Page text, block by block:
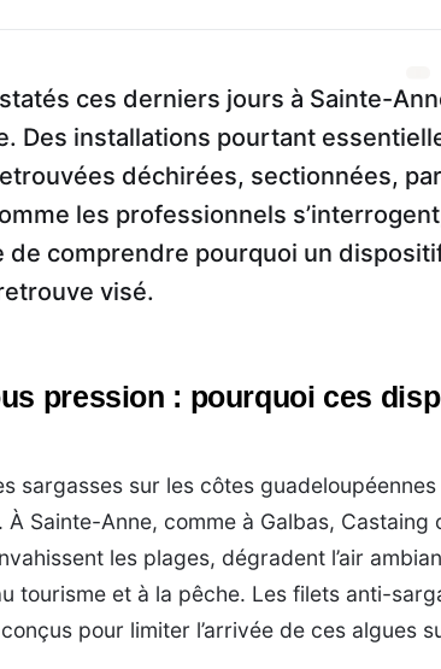
ces derniers jours à Sainte-
Des installations pourtant
déchirées, sectionnées,
les professionnels
de comprendre pourquoi un
visé.
pression : pourquoi ces
sargasses sur les côtes
À Sainte-Anne, comme à Galbas, Castaing
les plages, dégradent l’air
tourisme et à la pêche. Les filets anti-
pour limiter l’arrivée de ces algues